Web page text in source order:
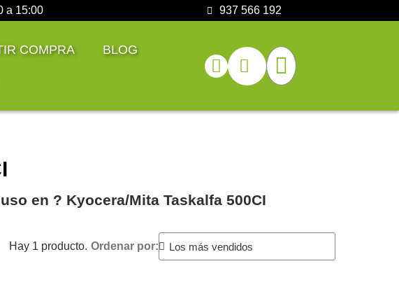
a 15:00 937 566 192
COMPRA BLOG
en ?️ Kyocera/Mita Taskalfa 500CI
Hay 1 producto. Ordenar por: